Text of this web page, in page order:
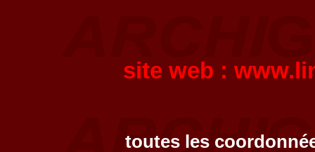
site web :
toutes les